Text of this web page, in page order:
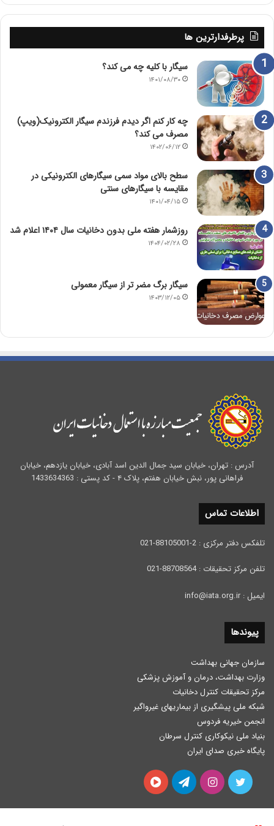
پرطرفدارترین ها
سیگار با کلیه چه می کند؟
۱۴۰۱/۰۸/۳۰
چه کار کنم اگر دیدم فرزندم سیگار الکترونیک(ویپ)
مصرف می کند؟
۱۴۰۲/۰۶/۱۲
سطح بالای مواد سمی سیگارهای الکترونیکی در
مقایسه با سیگارهای سنتی
۱۴۰۱/۰۴/۱۵
روزشمار هفته ملی بدون دخانیات سال ۱۴۰۴ اعلام شد
۱۴۰۴/۰۲/۲۸
سیگار برگ مضر تر از سیگار معمولی
۱۴۰۳/۱۲/۰۵
آدرس : تهران، خیابان سید جمال الدین اسد آبادی، خیابان یازدهم، خیابان
فراهانی پور، نبش خیابان هفتم، پلاک ۴ - کد پستی : 1433634363
اطلاعات تماس
تلفکس دفتر مرکزی : 2-88105001-021
تلفن مرکز تحقیقات : 88708564-021
ایمیل : info@iata.org.ir
پیوندها
سازمان جهانی بهداشت
وزارت بهداشت، درمان و آموزش پزشكی
مرکز تحقیقات کنترل دخانیات
شبکه ملی پیشگیری از بیماریهای غیرواگیر
انجمن خیریه فردوس
بنیاد ملی نیکوکاری کنترل سرطان
پایگاه خبری صدای ایران
توییتر اینستاگرامتلگرام آپارات